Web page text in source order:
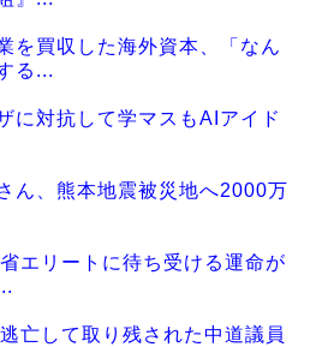
を買収した海外資本、「なん
る...
に対抗して学マスもAIアイド
ん、熊本地震被災地へ2000万
エリートに待ち受ける運命が
亡して取り残された中道議員